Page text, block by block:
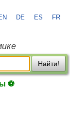
DE ES FR
Найти!
⚽